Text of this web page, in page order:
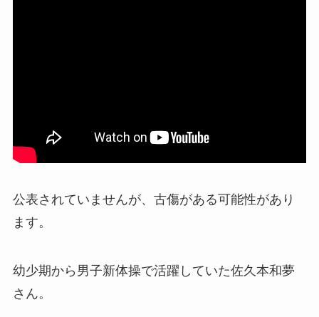
公表されていませんが、古傷がある可能性があり
ます。
幼少期から男子新体操で活躍していた佐久本和夢
さん。